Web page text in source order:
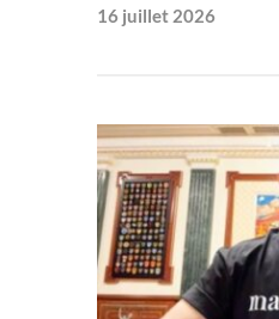
16 juillet 2026